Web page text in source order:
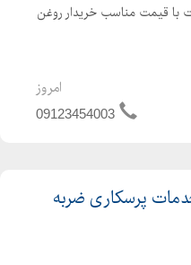
با قیمت مناسب خریدار روغن
امروز
09123454003
پرسکاری ضربه